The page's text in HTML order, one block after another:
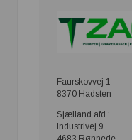
Faurskovvej 1
8370 Hadsten
Sjælland afd.:
Industrivej 9